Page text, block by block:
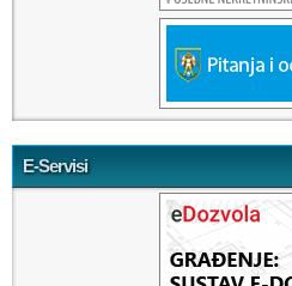
E-Servisi